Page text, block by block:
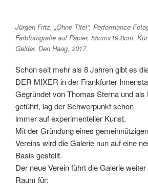
Jürgen Fritz, „Ohne Titel“, Performance
Farbfotografie auf Papier, 55cmx19,8cm.
Gelder, Den Haag, 2017.
Schon seit mehr als 8 Jahren gibt es
DER MIXER in der Frankfurter
Gegründet von Thomas Sterna und als
geführt, lag der Schwerpunkt schon
immer auf experimenteller Kunst.
Mit der Gründung eines gemeinnützigen
Vereins wird die Galerie nun auf eine
Basis gestellt.
Der neue Verein führt die Galerie weiter
Raum für: